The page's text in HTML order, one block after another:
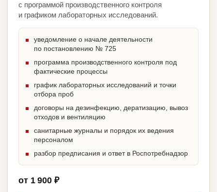
с программой производственного контроля
и графиком лабораторных исследований.
уведомление о начале деятельности
по постановлению № 725
программа производственного контроля под
фактические процессы
график лабораторных исследований и точки
отбора проб
договоры на дезинфекцию, дератизацию, вывоз
отходов и вентиляцию
санитарные журналы и порядок их ведения
персоналом
разбор предписания и ответ в Роспотребнадзор
от 1 900 ₽